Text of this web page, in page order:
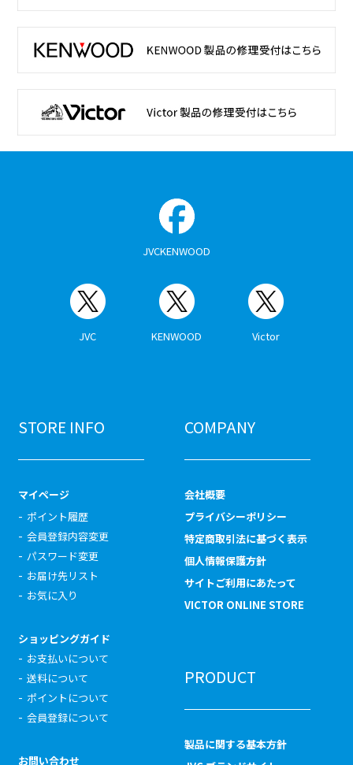
JVCKENWOOD
JVC KENWOOD Victor
STORE INFO
マイページ
ポイント履歴
会員登録内容変更
パスワード変更
お届け先リスト
お気に入り
ショッピングガイド
お支払いについて
送料について
ポイントについて
会員登録について
お問い合わせ
COMPANY
会社概要
プライバシーポリシー
特定商取引法に基づく表示
個人情報保護方針
サイトご利用にあたって
VICTOR ONLINE STORE
PRODUCT
製品に関する基本方針